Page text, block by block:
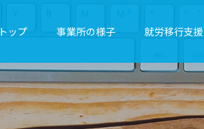
トップ 事業所の様子 就労移行支援